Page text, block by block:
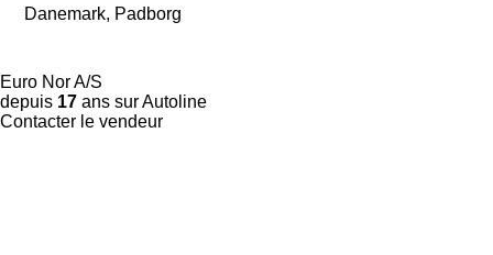
Danemark, Padborg
Euro Nor A/S
depuis 17 ans sur Autoline
Contacter le vendeur